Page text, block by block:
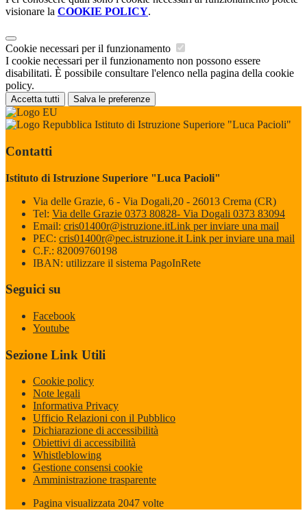
visionare la COOKIE POLICY.
Cookie necessari per il funzionamento
I cookie necessari per il funzionamento non possono essere
disabilitati. È possibile consultare l'elenco nella pagina della cookie
policy.
Accetta tutti Salva le preferenze
Istituto di Istruzione Superiore "Luca Pacioli"
Contatti
Istituto di Istruzione Superiore "Luca Pacioli"
Via delle Grazie, 6 - Via Dogali,20 - 26013 Crema (CR)
Tel: Via delle Grazie 0373 80828- Via Dogali 0373 83094
Email: cris01400r@istruzione.itLink per inviare una mail
PEC: cris01400r@pec.istruzione.it Link per inviare una mail
C.F.: 82009760198
IBAN: utilizzare il sistema PagoInRete
Seguici su
Facebook
Youtube
Sezione Link Utili
Cookie policy
Note legali
Informativa Privacy
Ufficio Relazioni con il Pubblico
Dichiarazione di accessibilità
Obiettivi di accessibilità
Whistleblowing
Gestione consensi cookie
Amministrazione trasparente
Pagina visualizzata 2047 volte